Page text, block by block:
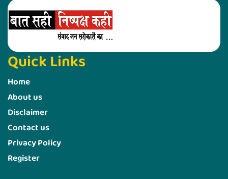
Quick Links
Home
About us
Disclaimer
Contact us
Privacy Policy
Register